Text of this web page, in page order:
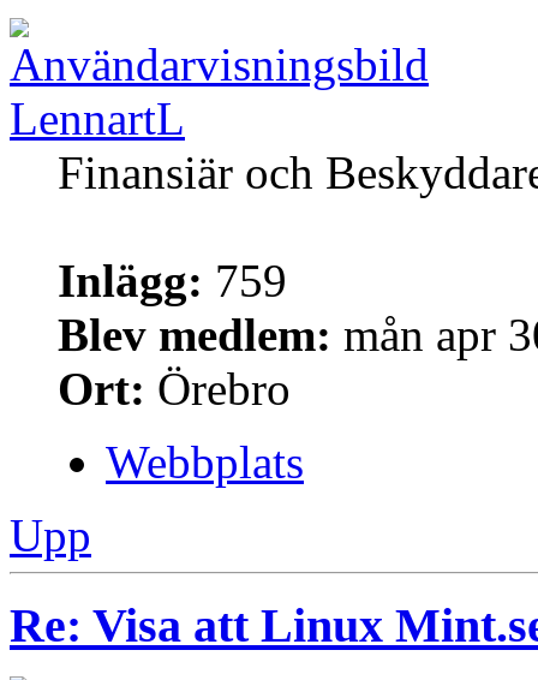
LennartL
Finansiär och
Inlägg: 759
Blev medlem: mån apr
Ort: Örebro
Webbplats
Upp
Re: Visa att Linux